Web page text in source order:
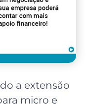
a extensão
micro e